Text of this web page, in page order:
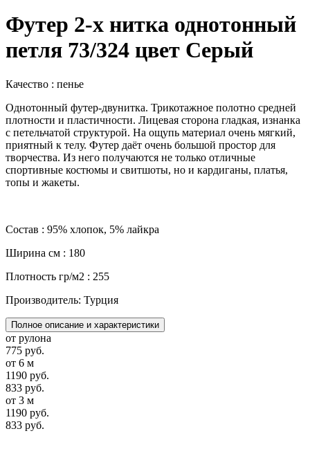
Футер 2-х нитка однотонный
петля 73/324 цвет Серый
Качество : пенье
Однотонный футер-двунитка. Трикотажное полотно средней
плотности и пластичности. Лицевая сторона гладкая, изнанка
с петельчатой структурой. На ощупь материал очень мягкий,
приятный к телу. Футер даёт очень большой простор для
творчества. Из него получаются не только отличные
спортивные костюмы и свитшоты, но и кардиганы, платья,
топы и жакеты.
Состав : 95% хлопок, 5% лайкра
Ширина см : 180
Плотность гр/м2 : 255
Производитель: Турция
Полное описание и характеристики
от рулона
775 руб.
от 6 м
1190 руб.
833 руб.
от 3 м
1190 руб.
833 руб.